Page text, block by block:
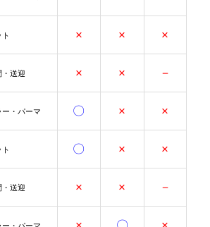
ト × × ×
・送迎 × × －
ー・パーマ 〇 × ×
ト 〇 × ×
・送迎 × × －